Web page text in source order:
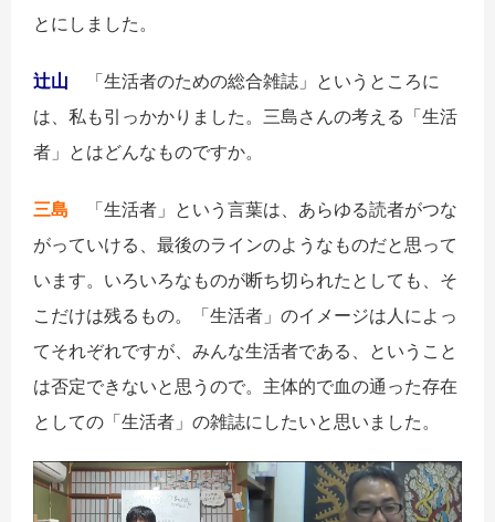
とにしました。
辻山 「生活者のための総合雑誌」というところに
は、私も引っかかりました。三島さんの考える「生活
者」とはどんなものですか。
三島 「生活者」という言葉は、あらゆる読者がつな
がっていける、最後のラインのようなものだと思って
います。いろいろなものが断ち切られたとしても、そ
こだけは残るもの。「生活者」のイメージは人によっ
てそれぞれですが、みんな生活者である、ということ
は否定できないと思うので。主体的で血の通った存在
としての「生活者」の雑誌にしたいと思いました。